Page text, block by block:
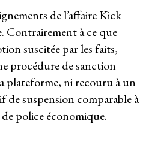
de l’affaire Kick
Contrairement à ce que
suscitée par les faits,
procédure de sanction
plateforme, ni recouru à un
de suspension comparable à
police économique.